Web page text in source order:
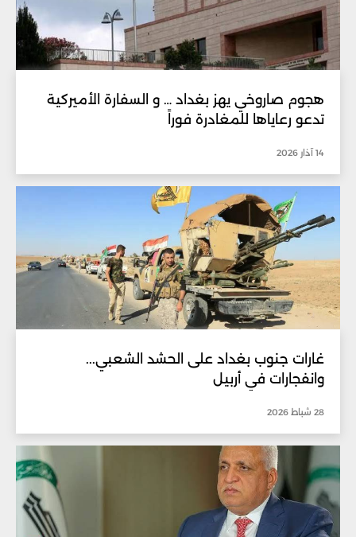
هجوم صاروخي يهز بغداد … و السفارة الأميركية
تدعو رعاياها للمغادرة فوراً
14 آذار 2026
غارات جنوب بغداد على الحشد الشعبي...
وانفجارات في أربيل
28 شباط 2026